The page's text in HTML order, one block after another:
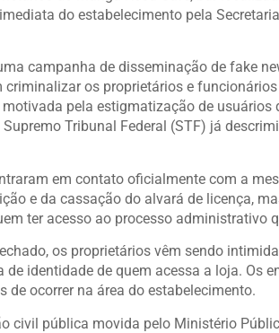
do estabelecimento pela
campanha de disseminação de fake
os proprietários e
pela estigmatização de usuários
Tribunal Federal (STF) já
em contato oficialmente com a
e da cassação do alvará de licença,
ter acesso ao processo administrativo
os proprietários vêm sendo
identidade de quem acessa a loja. Os
ocorrer na área do estabelecimento.
civil pública movida pelo Ministério